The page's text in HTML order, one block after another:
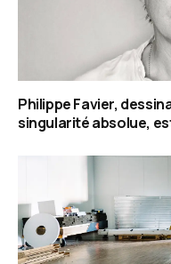
Philippe Favier,
singularité absolue,